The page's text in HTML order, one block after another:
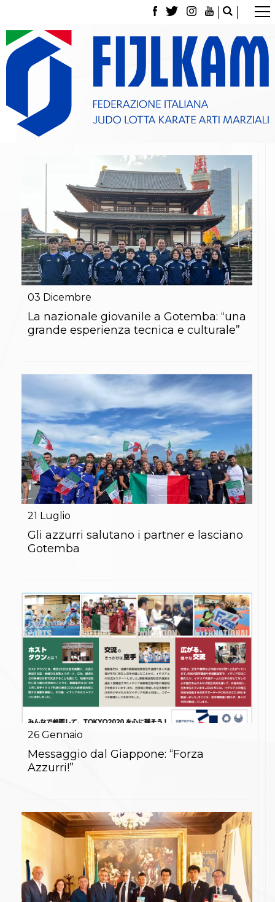
La Federazione
Tesseramento
Contatti
Norme e modulistica Affiliazioni e Tesseramenti
Classifica Società Sportive con più di 100 atleti
tesserati
Gare e Risultati
Archivio eventi
Dove siamo
Media
Partners
Trasparenza
Judo
La disciplina
News
Attività Didattica
Gare e Risultati
Albi Federali
Lotta
La disciplina
News
Albi Federali
Karate
News
Gare e Risultati
Attività Didattica
Albi Federali
Arti marziali
Aikido
Ju Jitsu
Sumo
BJJ
Difesa Personale MGA
La disciplina
News
Merchandising
Mappa del sito
Cerca
Contatti
News
Cookies Accept
Newsletter
Catalogo formativo
Corsi di Specializzazione
Corso Direttore di Gara
Abilitazioni
Sportello Fiscale
News
Modulistica
FAQ
Quesiti fiscali
03 Dicembre
La nazionale giovanile a Gotemba: “una
grande esperienza tecnica e culturale”
21 Luglio
Gli azzurri salutano i partner e lasciano
Gotemba
26 Gennaio
Messaggio dal Giappone: “Forza
Azzurri!”